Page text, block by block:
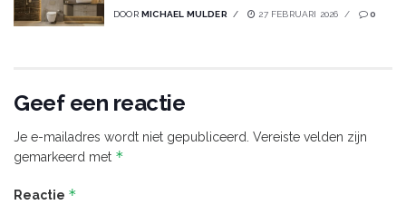
DOOR MICHAEL MULDER 27 FEBRUARI 2026 0
Geef een reactie
Je e-mailadres wordt niet gepubliceerd. Vereiste velden zijn
gemarkeerd met *
Reactie *